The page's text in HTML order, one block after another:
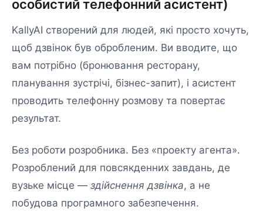
особистий телефонний асистент)
KallyAI створений для людей, які просто хочуть,
щоб дзвінок був обробленим. Ви вводите, що
вам потрібно (бронювання ресторану,
планування зустрічі, бізнес-запит), і асистент
проводить телефонну розмову та повертає
результат.
Без роботи розробника. Без «проекту агента».
Розроблений для повсякденних завдань, де
вузьке місце — здійснення дзвінка, а не
побудова програмного забезпечення.